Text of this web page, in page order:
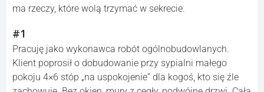
ma rzeczy, które wolą trzymać w sekrecie.
#1
Pracuję jako wykonawca robót ogólnobudowlanych.
Klient poprosił o dobudowanie przy sypialni małego
pokoju 4×6 stóp „na uspokojenie” dla kogoś, kto się źle